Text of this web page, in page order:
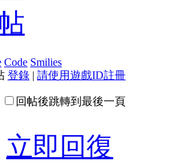
Code Smilies
登錄 | 請使用遊戲ID註冊
回帖後跳轉到最後一頁
立即回復